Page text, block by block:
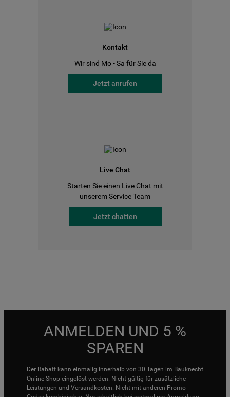
Kontakt
Wir sind Mo - Sa für Sie da
Jetzt anrufen
Live Chat
Starten Sie einen Live Chat mit
unserem Service Team
Jetzt chatten
ANMELDEN UND 5 %
SPAREN
Der Rabatt kann einmalig innerhalb von 30 Tagen im Bauknecht
Online-Shop eingelöst werden. Nicht gültig für zusätzliche
Leistungen und Versandkosten. Nicht mit anderen Promo